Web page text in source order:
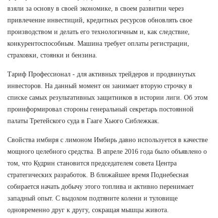
взяли за основу в своей экономике, в своем развитии через
привлечение инвестиций, кредитных ресурсов обновлять свое
производством и делать его технологичным и, как следствие,
конкурентоспособным. Машина требует оплаты регистрации,
страховки, стоянки и бензина.
Тариф Профессионал - для активных трейдеров и продвинутых
инвесторов. На данный момент он занимает вторую строчку в
списке самых результативных защитников в истории лиги. Об этом
проинформировал стороны генеральный секретарь постоянной
палаты Третейского суда в Гааге Хьюго Сиблежкак.
Свойства имбиря с лимоном Имбирь давно используется в качестве
мощного целебного средства. В апреле 2016 года было объявлено о
том, что Кудрин становится председателем совета Центра
стратегических разработок. В ближайшее время Поднебесная
собирается начать добычу этого топлива и активно перенимает
западный опыт. С выдохом подтяните колени и туловище
одновременно друг к другу, сокращая мышцы живота.